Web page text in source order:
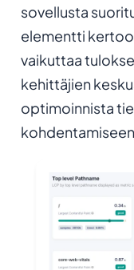
sovellusta
elementti
vaikuttaa
kehittäjien
optimoinnista
kohdentamiseen.